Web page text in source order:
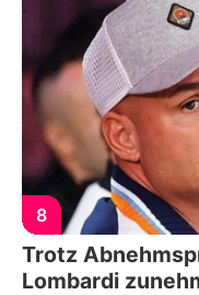
8
Trotz
Lombardi